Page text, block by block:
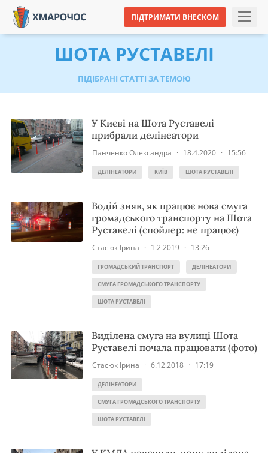
ПІДТРИМАТИ ВНЕСКОМ
ШОТА РУСТАВЕЛІ
ПІДІБРАНІ СТАТТІ ЗА ТЕМОЮ
У Києві на Шота Руставелі
прибрали делінеатори
Панченко Олександра · 18.4.2020 · 15:56
ДЕЛІНЕАТОРИ КИЇВ ШОТА РУСТАВЕЛІ
Водій зняв, як працює нова смуга
громадського транспорту на Шота
Руставелі (спойлер: не працює)
Стасюк Ірина · 1.2.2019 · 13:26
ГРОМАДСЬКИЙ ТРАНСПОРТ ДЕЛІНЕАТОРИ
СМУГА ГРОМАДСЬКОГО ТРАНСПОРТУ
ШОТА РУСТАВЕЛІ
Виділена смуга на вулиці Шота
Руставелі почала працювати (фото)
Стасюк Ірина · 6.12.2018 · 17:19
ДЕЛІНЕАТОРИ
СМУГА ГРОМАДСЬКОГО ТРАНСПОРТУ
ШОТА РУСТАВЕЛІ